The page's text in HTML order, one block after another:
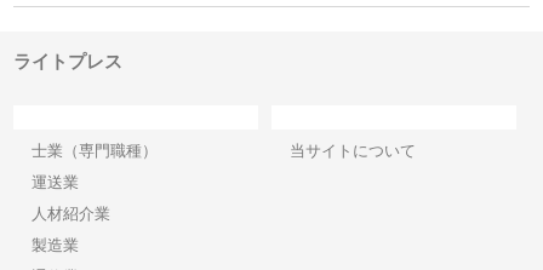
ライトプレス
士業（専門職種）
運送業
人材紹介業
製造業
当サイトについて